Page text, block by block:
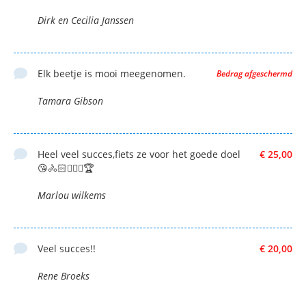
Dirk en Cecilia Janssen
Bedrag afgeschermd
Elk beetje is mooi meegenomen.
Tamara Gibson
€ 25,00
Heel veel succes,fiets ze voor het goede doel
😘🚴🏻🚴🏻‍♀️🏆
Marlou wilkems
€ 20,00
Veel succes!!
Rene Broeks